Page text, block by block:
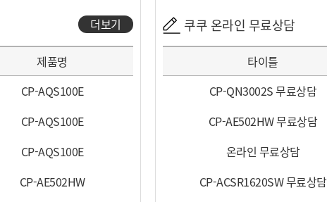
더보기
제품명
CP-AQS100E
CP-AQS100E
CP-AQS100E
CP-AE502HW
쿠쿠 온라인 무료상담
타이틀
CP-QN3002S 무료상담
CP-AE502HW 무료상담
온라인 무료상담
CP-ACSR1620SW 무료상담